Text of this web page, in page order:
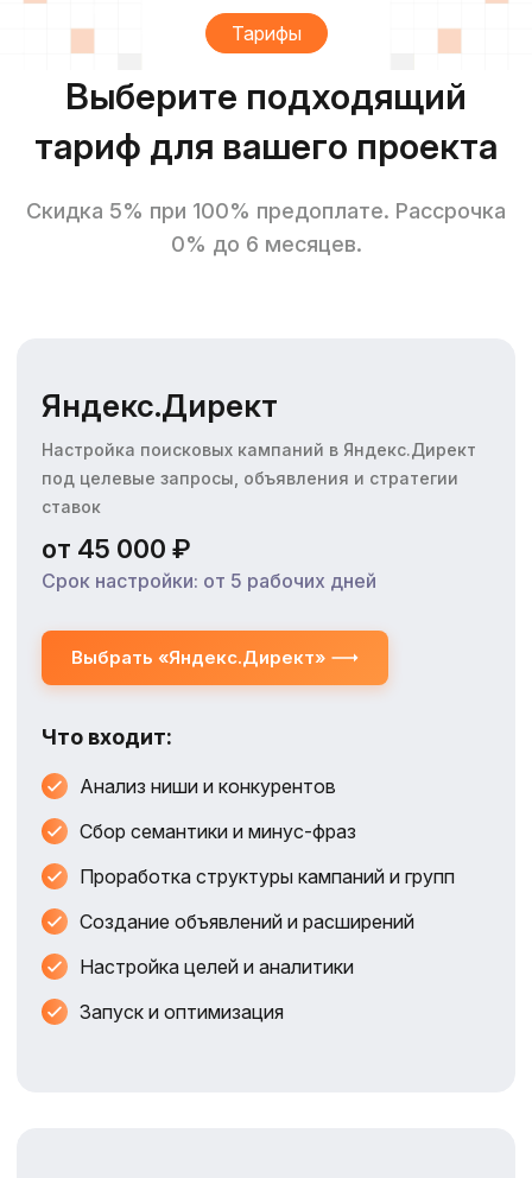
Тарифы
Выберите подходящий
тариф для вашего проекта
Скидка 5% при 100% предоплате. Рассрочка
0% до 6 месяцев.
Яндекс.Директ
Настройка поисковых кампаний в Яндекс.Директ
под целевые запросы, объявления и стратегии
ставок
от 45 000 ₽
Срок настройки: от 5 рабочих дней
Выбрать «Яндекс.Директ»
Что входит:
Анализ ниши и конкурентов
Сбор семантики и минус‑фраз
Проработка структуры кампаний и групп
Создание объявлений и расширений
Настройка целей и аналитики
Запуск и оптимизация